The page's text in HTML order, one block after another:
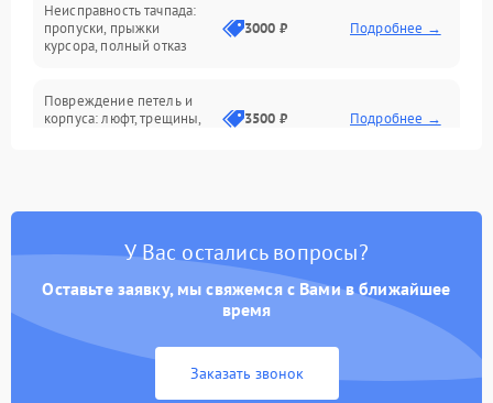
Сеть и интернет
Неисправность тачпада:
пропуски, прыжки
курсора, полный отказ
3000 ₽ Подробнее →
Повреждение петель и
корпуса: люфт, трещины,
3500 ₽ Подробнее →
быстрая разрядка,
Неисправность зарядного
питания
2000 ₽ Подробнее →
У Вас остались вопросы?
Оставьте заявку, мы свяжемся с Вами в ближайшее
время
Заказать звонок